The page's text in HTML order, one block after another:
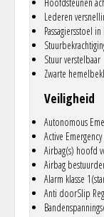
Hoofdsteunen
Lederen
Passagiersstoel
Stuur verstelbaar
Zwarte
Veiligheid
Autonomous
Active
Airbag(s) hoofd
Airbag
Alarm klasse
Anti doorSlip